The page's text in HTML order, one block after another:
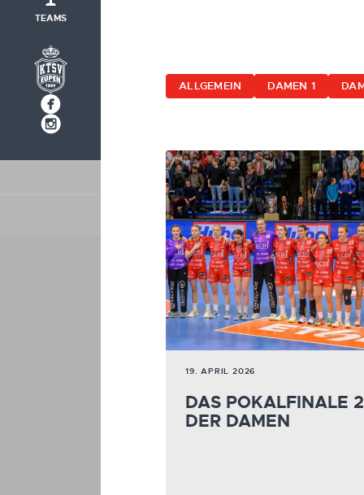
TEAMS
ALLGEMEIN DAMEN 1
19. APRIL 2026
DAS POKALFINALE
DER DAMEN